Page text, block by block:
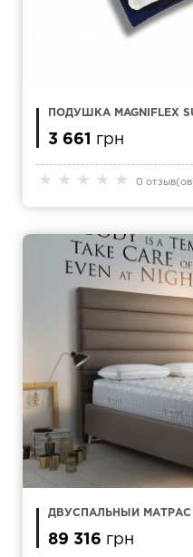
★ ★ ★ ★ ★ 0
ПОДУШКА MAGNIFLEX
3 661 грн
ДВУСПАЛЬНЫЙ МАТРАС
89 316 грн